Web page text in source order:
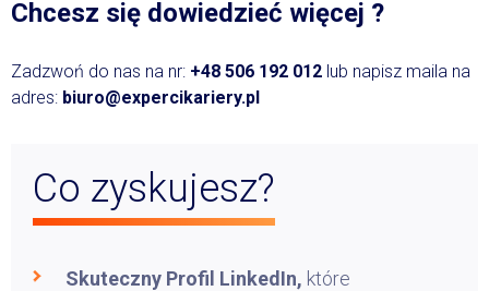
Chcesz się dowiedzieć więcej ?
Zadzwoń do nas na nr: +48 506 192 012 lub napisz maila na
adres: biuro@expercikariery.pl
Co zyskujesz?
Skuteczny Profil LinkedIn, które